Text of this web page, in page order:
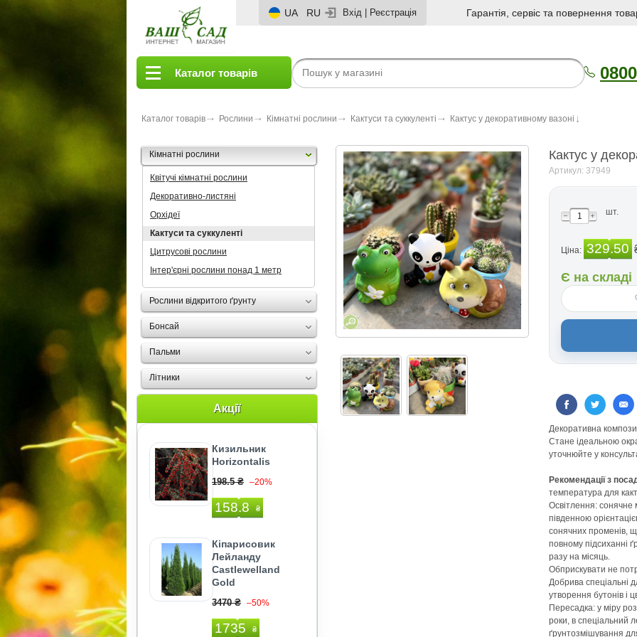
UA RU Вхід Реєстрація Гарантія, сервіс та повернення
Каталог товарів
Каталог товарів Рослини Кімнатні рослини Кактуси та суккуленті Кактус у декоративному вазоні
Кімнатні рослини
Квітучі кімнатні рослини
Декоративно-листяні
Орхідеї
Кактуси та суккуленті
Цитрусові рослини
Інтер'єрні рослини понад 1 метр
Рослини відкритого ґрунту
Бонсай
Пальми
Літники
Акції
Кизильник
Horizontalis
198.5 ₴ –20%
158.8 ₴
Кіпарисовик
Лейланду
Castlewelland
Gold
3470 ₴ –50%
1735 ₴
Кактус у
Артикул: 37949
шт.
Ціна: 329.50
Є на складі
Декоративна
Стане ідеальною
уточнюйте у
Рекомендації з
температура для
Освітлення: сонячне
південною
сонячних променів,
повному підсиханні
разу на місяць.
Обприскувати не
Добрива спеціальні
утворення бутонів і
Пересадка: у міру
роки, в спеціальний
ґрунтозмішування